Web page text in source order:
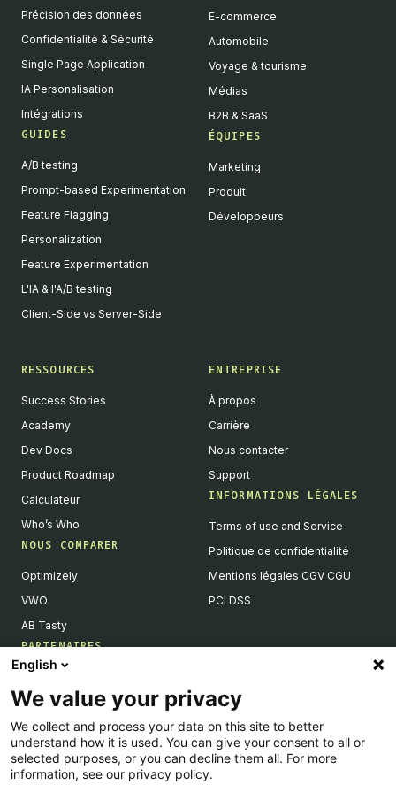
Précision des données
Confidentialité & Sécurité
Single Page Application
IA Personalisation
Intégrations
GUIDES
A/B testing
Prompt-based Experimentation
Feature Flagging
Personalization
Feature Experimentation
L'IA & l'A/B testing
Client-Side vs Server-Side
E-commerce
Automobile
Voyage & tourisme
Médias
B2B & SaaS
ÉQUIPES
Marketing
Produit
Développeurs
RESSOURCES
Success Stories
Academy
Dev Docs
Product Roadmap
Calculateur
Who’s Who
NOUS COMPARER
Optimizely
VWO
AB Tasty
PARTENAIRES
Devenir partenaires
Liste de nos intégrations
Agences Partenaires
ENTREPRISE
À propos
Carrière
Nous contacter
Support
INFORMATIONS LÉGALES
Terms of use and Service
Politique de confidentialité
Mentions légales CGV CGU
PCI DSS
English
We value your privacy
We collect and process your data on this site to better
understand how it is used. You can give your consent to all or
selected purposes, or you can decline them all. For more
information, see our privacy policy.